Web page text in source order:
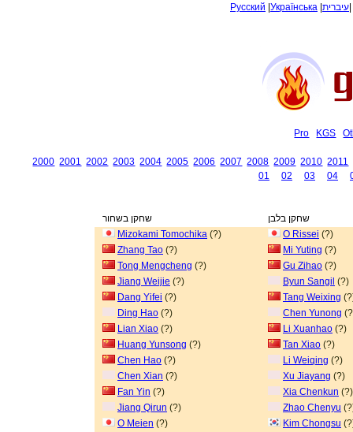
Русский Українська עיברית
Pro KGS
2000 2001 2002 2003 2004 2005 2006 2007 2008 2009 2010 2011
01
02 03 04
שחקן בשחור
שחקן בלבן
Mizokami Tomochika (?) O Rissei (?)
Zhang Tao (?) Mi Yuting (?)
Tong Mengcheng (?) Gu Zihao (?)
Jiang Weijie (?) Byun Sangil (?)
Dang Yifei (?) Tang Weixing
Ding Hao (?) Chen Yunong
Lian Xiao (?) Li Xuanhao (?)
Huang Yunsong (?) Tan Xiao (?)
Chen Hao (?) Li Weiqing (?)
Chen Xian (?) Xu Jiayang (?)
Fan Yin (?) Xia Chenkun (?)
Jiang Qirun (?) Zhao Chenyu
O Meien (?) Kim Chongsu